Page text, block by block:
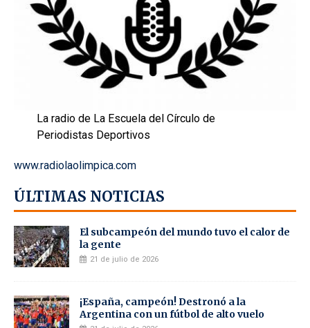
La radio de La Escuela del Círculo de
Periodistas Deportivos
www.radiolaolimpica.com
ÚLTIMAS NOTICIAS
El subcampeón del mundo tuvo el calor de
la gente
21 de julio de 2026
¡España, campeón! Destronó a la
Argentina con un fútbol de alto vuelo